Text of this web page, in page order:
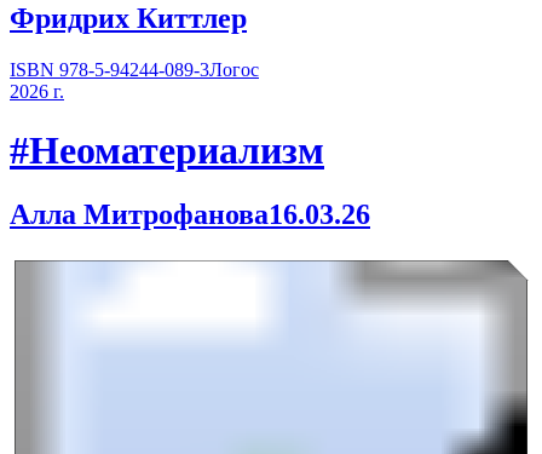
Фридрих Киттлер
ISBN 978-5-94244-089-3Логос
2026 г.
#Неоматериализм
Алла Митрофанова16.03.26